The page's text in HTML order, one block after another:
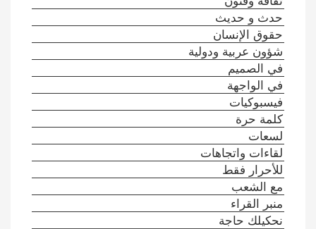
حدث و حديث
حقوق الإنسان
شؤون عربية ودولية
في الصميم
في الواجهة
فيسبوكيات
كلمة حرة
لسعات
لقاءات واتجاهات
للأحرار فقط
مع الشعب
منبر القراء
نحكيلك حاجة